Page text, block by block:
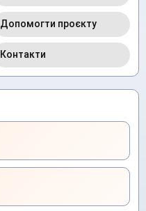
Допомогти проєкту
Контакти